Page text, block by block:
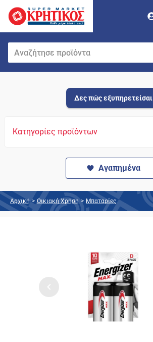
Δες πώς εξυπηρετείσαι
Κατηγορίες προϊόντων
Αγαπημένα
Αρχική > Οικιακή Χρήση > Μπαταρίες